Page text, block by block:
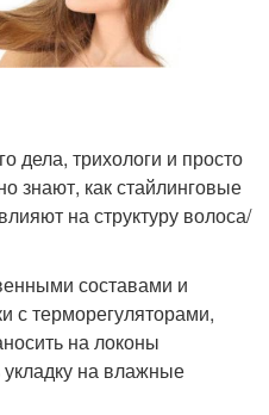
дела, трихологи и просто
знают, как стайлинговые
на структуру волоса/
составами и
с терморегуляторами,
на локоны
на влажные